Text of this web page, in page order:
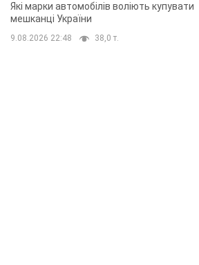
Які марки автомобілів воліють купувати
мешканці України
9.08.2026 22:48 38,0 т.